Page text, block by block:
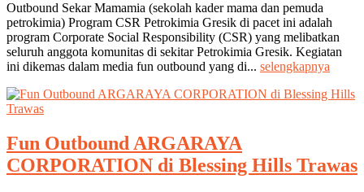
Outbound Sekar Mamamia (sekolah kader mama dan pemuda
petrokimia) Program CSR Petrokimia Gresik di pacet ini adalah
program Corporate Social Responsibility (CSR) yang melibatkan
seluruh anggota komunitas di sekitar Petrokimia Gresik. Kegiatan
ini dikemas dalam media fun outbound yang di... selengkapnya
Fun Outbound ARGARAYA
CORPORATION di Blessing Hills Trawas